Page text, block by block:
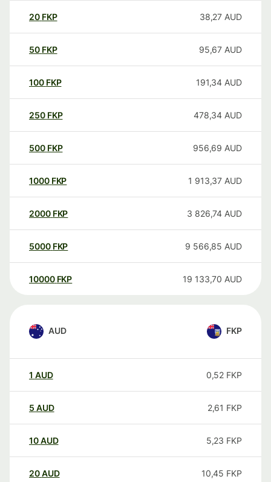
20 FKP 38,27 AUD
50 FKP 95,67 AUD
100 FKP 191,34 AUD
250 FKP 478,34 AUD
500 FKP 956,69 AUD
1000 FKP 1 913,37 AUD
2000 FKP 3 826,74 AUD
5000 FKP 9 566,85 AUD
10000 FKP 19 133,70 AUD
AUD FKP
1 AUD 0,52 FKP
5 AUD 2,61 FKP
10AUD 5,23 FKP
20AUD 10,45 FKP